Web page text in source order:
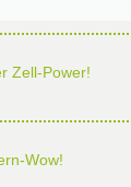
Zell-Power!
Wow!